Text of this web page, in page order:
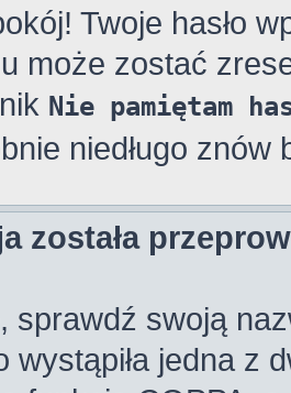
Twoje hasło
może zostać
Nie pamiętam
niedługo
została
sprawdź swoją
wystąpiła jedna z